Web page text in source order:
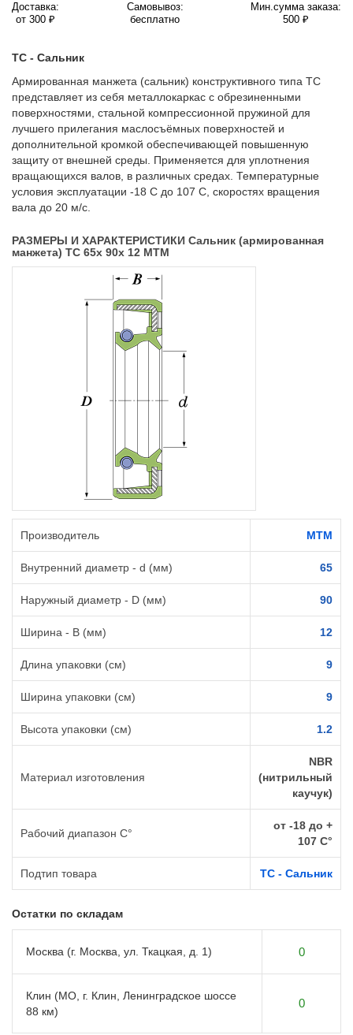
Доставка:
от 300 ₽
Самовывоз:
бесплатно
Мин.сумма заказа:
500 ₽
TC - Сальник
Армированная манжета (сальник) конструктивного типа TC
представляет из себя металлокаркас с обрезиненными
поверхностями, стальной компрессионной пружиной для
лучшего прилегания маслосъёмных поверхностей и
дополнительной кромкой обеспечивающей повышенную
защиту от внешней среды. Применяется для уплотнения
вращающихся валов, в различных средах. Температурные
условия эксплуатации -18 С до 107 С, скоростях вращения
вала до 20 м/с.
РАЗМЕРЫ И ХАРАКТЕРИСТИКИ Сальник (армированная
манжета) TC 65x 90x 12 MTM
Производитель MTM
Внутренний диаметр - d (мм) 65
Наружный диаметр - D (мм) 90
Ширина - B (мм) 12
Длина упаковки (см) 9
Ширина упаковки (см) 9
Высота упаковки (см) 1.2
Материал изготовления
NBR
(нитрильный
каучук)
Рабочий диапазон C°
от -18 до +
107 C°
Подтип товара TC - Сальник
Остатки по складам
Москва (г. Москва, ул. Ткацкая, д. 1) 0
Клин (МО, г. Клин, Ленинградское шоссе
88 км)
0